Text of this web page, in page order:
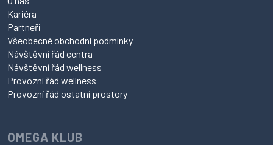
Kariéra
Partneři
Všeobecné obchodní podmínky
Návštěvní řád centra
Návštěvní řád wellness
Provozní řád wellness
Provozní řád ostatní prostory
OMEGA KLUB